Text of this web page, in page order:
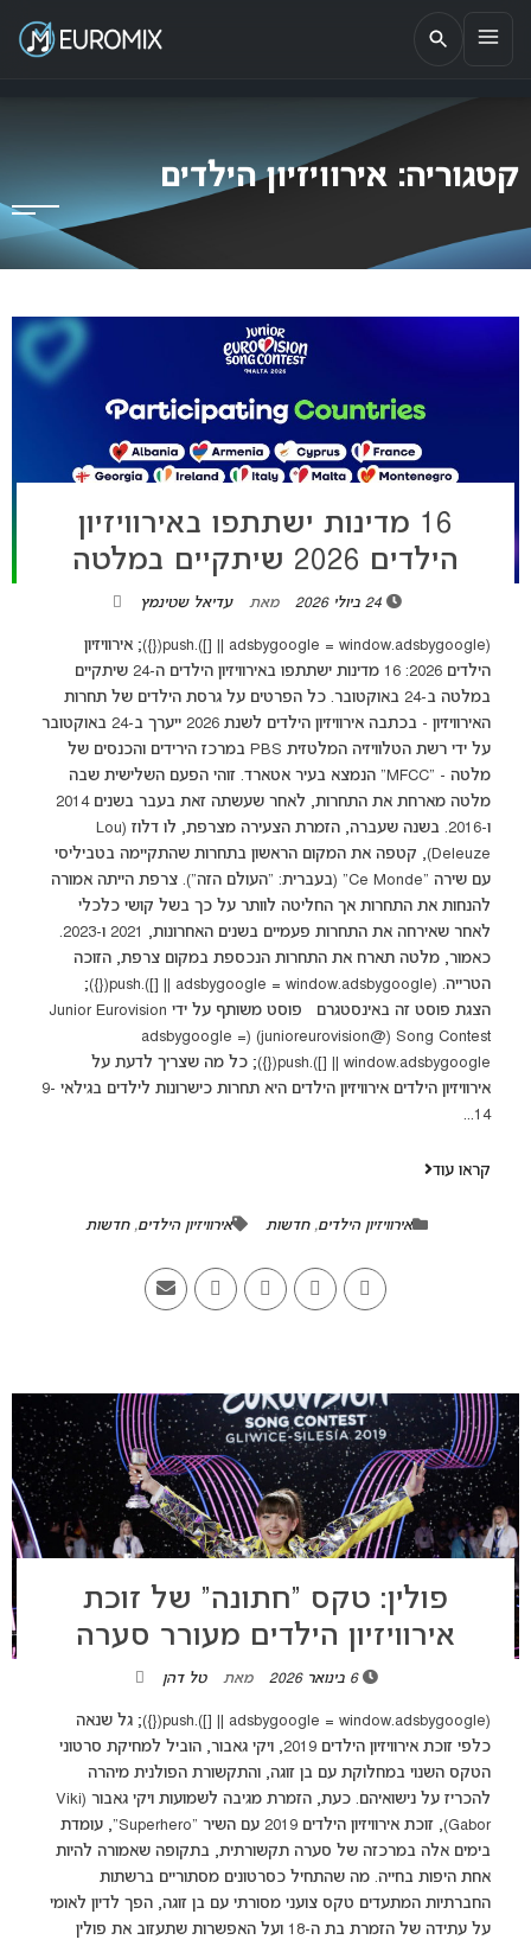
EUROMIX
אתר הבית של האירוויזיון בישראל
קטגוריה: אירוויזיון הילדים
16 מדינות ישתתפו באירוויזיון
הילדים 2026 שיתקיים במלטה
24 ביולי 2026 מאת עדיאל שטינמץ
(adsbygoogle = window.adsbygoogle || []).push({}); אירוויזיון
הילדים 2026: 16 מדינות ישתתפו באירוויזיון הילדים ה-24 שיתקיים
במלטה ב-24 באוקטובר. כל הפרטים על גרסת הילדים של תחרות
האירוויזיון - בכתבה אירוויזיון הילדים לשנת 2026 ייערך ב-24 באוקטובר
על ידי רשת הטלוויזיה המלטזית PBS במרכז הירידים והכנסים של
מלטה - "MFCC" הנמצא בעיר אטארד. זוהי הפעם השלישית שבה
מלטה מארחת את התחרות, לאחר שעשתה זאת בעבר בשנים 2014
ו-2016. בשנה שעברה, הזמרת הצעירה מצרפת, לו דלוז (Lou
Deleuze), קטפה את המקום הראשון בתחרות שהתקיימה בטביליסי
עם שירה "Ce Monde" (בעברית: "העולם הזה"). צרפת הייתה אמורה
להנחות את התחרות אך החליטה לוותר על כך בשל קושי כלכלי
לאחר שאירחה את התחרות פעמיים בשנים האחרונות, 2021 ו-2023.
כאמור, מלטה תארח את התחרות הנכספת במקום צרפת, הזוכה
הטרייה. (adsbygoogle = window.adsbygoogle || []).push({});
הצגת פוסט זה באינסטגרם ‏‎פוסט משותף על ידי ‏‎Junior Eurovision
Song Contest‎‏ (@‏‎junioreurovision‎‏)‎‏ (adsbygoogle =
window.adsbygoogle || []).push({}); כל מה שצריך לדעת על
אירוויזיון הילדים אירוויזיון הילדים היא תחרות כישרונות לילדים בגילאי 9-
14...
קראו עוד
אירוויזיון הילדים,חדשות אירוויזיון הילדים,חדשות
פולין: טקס “חתונה” של זוכת
אירוויזיון הילדים מעורר סערה
6 בינואר 2026 מאת טל דהן
(adsbygoogle = window.adsbygoogle || []).push({}); גל שנאה
כלפי זוכת אירוויזיון הילדים 2019, ויקי גאבור, הוביל למחיקת סרטוני
הטקס השנוי במחלוקת עם בן זוגה, והתקשורת הפולנית מיהרה
להכריז על נישואיהם. כעת, הזמרת מגיבה לשמועות ויקי גאבור (Viki
Gabor), זוכת אירוויזיון הילדים 2019 עם השיר "Superhero", עומדת
בימים אלה במרכזה של סערה תקשורתית, בתקופה שאמורה להיות
אחת היפות בחייה. מה שהתחיל כסרטונים מסתוריים ברשתות
החברתיות המתעדים טקס צועני מסורתי עם בן זוגה, הפך לדיון לאומי
על עתידה של הזמרת בת ה-18 ועל האפשרות שתעזוב את פולין